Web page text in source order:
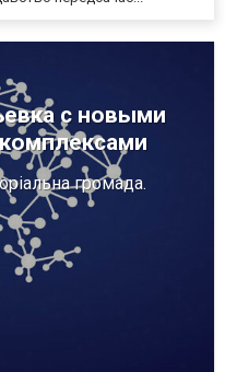
с новыми
громада.